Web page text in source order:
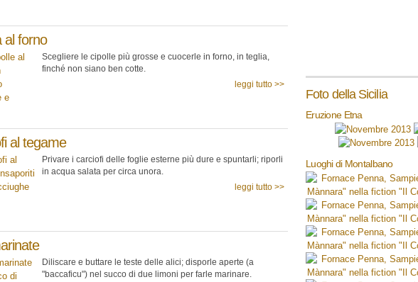
al forno
Scegliere le cipolle più grosse e cuocerle in forno, in teglia,
finché non siano ben cotte.
leggi tutto >>
al tegame
Privare i carciofi delle foglie esterne più dure e spuntarli; riporli
in acqua salata per circa unora.
leggi tutto >>
Diliscare e buttare le teste delle alici; disporle aperte (a
"baccaficu") nel succo di due limoni per farle marinare.
Foto della Sicilia
Eruzione Etna
Luoghi di Montalbano